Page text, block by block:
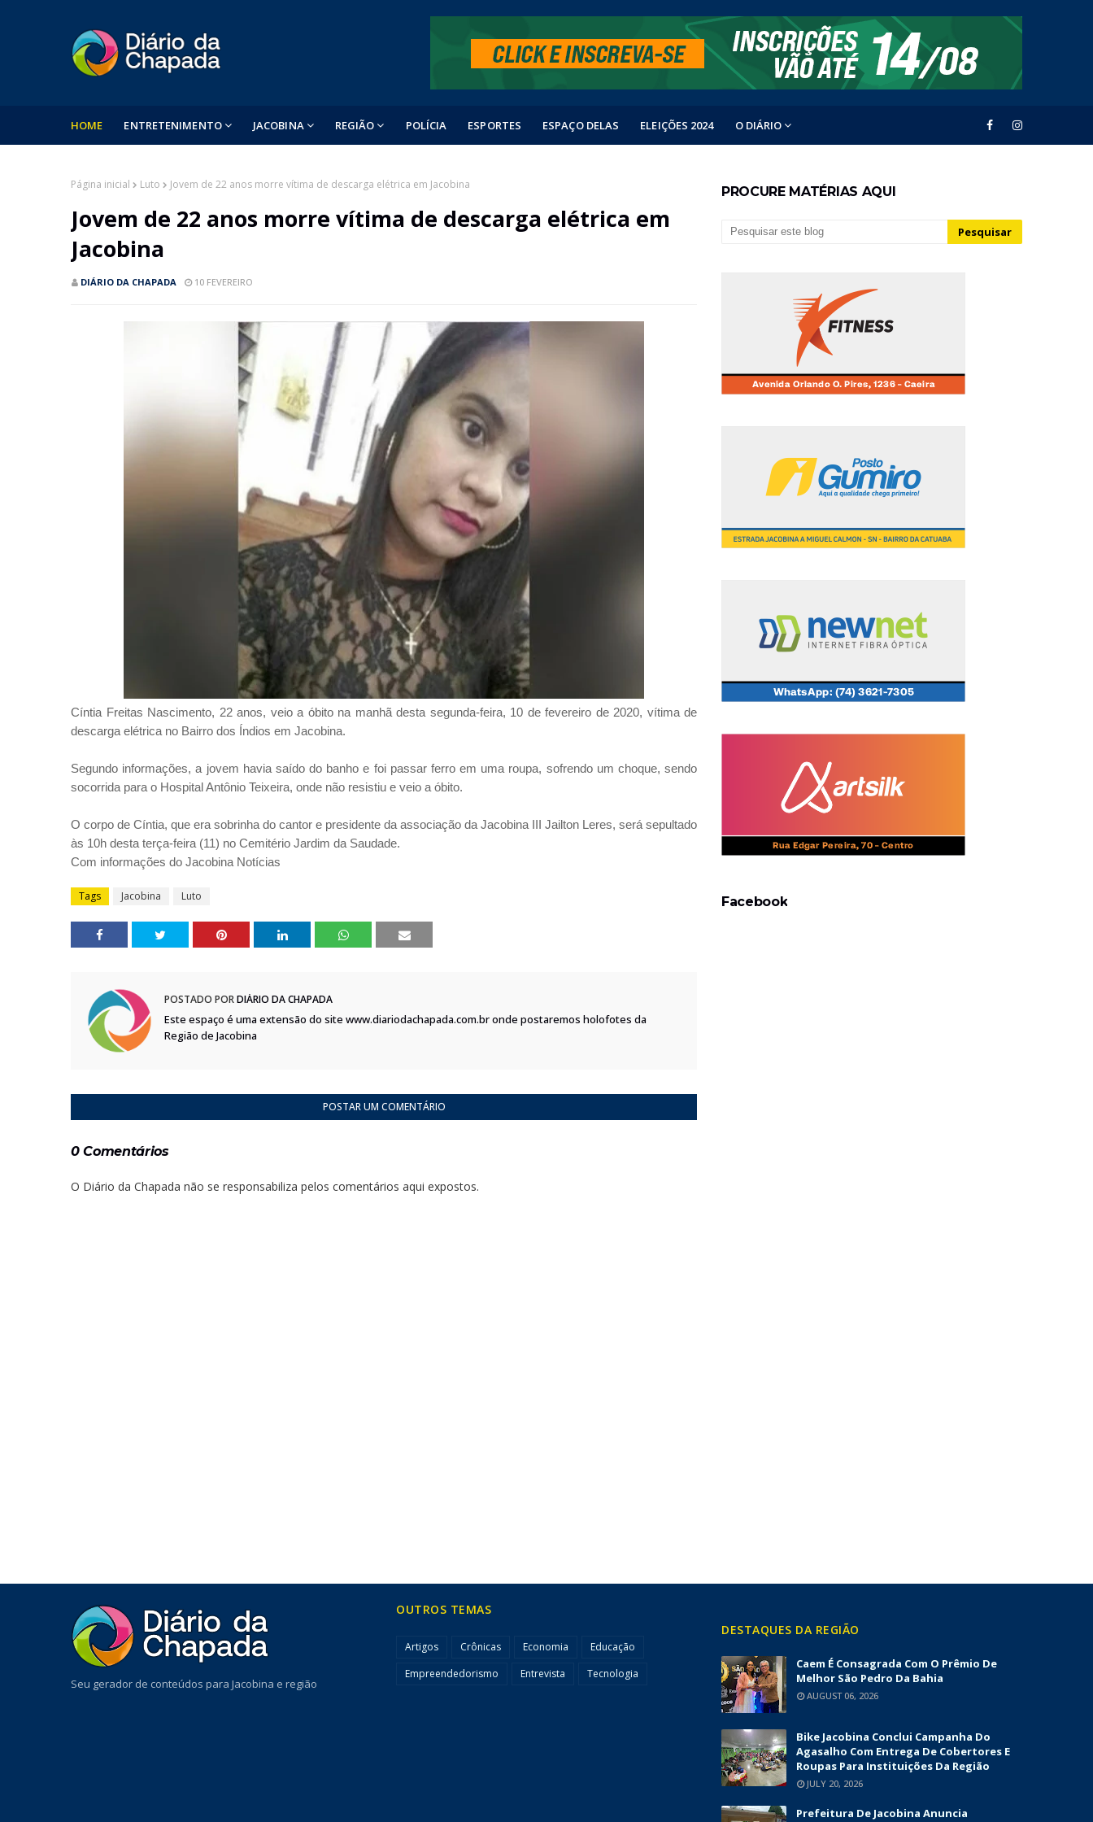
HOME ENTRETENIMENTO JACOBINA REGIÃO POLÍCIA ESPORTES ESPAÇO DELAS ELEIÇÕES 2024 O DIÁRIO
Página inicial Luto Jovem de 22 anos morre vítima de descarga elétrica em Jacobina
Jovem de 22 anos morre vítima de descarga elétrica em
Jacobina
DIÁRIO DA CHAPADA 10 FEVEREIRO
Cíntia Freitas Nascimento, 22 anos, veio a óbito na manhã desta segunda-feira, 10 de fevereiro de 2020, vítima de
descarga elétrica no Bairro dos Índios em Jacobina.
Segundo informações, a jovem havia saído do banho e foi passar ferro em uma roupa, sofrendo um choque, sendo
socorrida para o Hospital Antônio Teixeira, onde não resistiu e veio a óbito.
O corpo de Cíntia, que era sobrinha do cantor e presidente da associação da Jacobina III Jailton Leres, será sepultado
às 10h desta terça-feira (11) no Cemitério Jardim da Saudade.
Com informações do Jacobina Notícias
Tags Jacobina Luto
POSTADO PORDIÁRIO DA CHAPADA
Este espaço é uma extensão do site www.diariodachapada.com.br onde postaremos holofotes da
Região de Jacobina
POSTAR UM COMENTÁRIO
0 Comentários
O Diário da Chapada não se responsabiliza pelos comentários aqui expostos.
PROCURE MATÉRIAS AQUI
Facebook
Seu gerador de conteúdos para Jacobina e região
OUTROS TEMAS
Artigos Crônicas Economia
Educação
Empreendedorismo
Entrevista Tecnologia
DESTAQUES DA REGIÃO
Caem É Consagrada Com O Prêmio De
Melhor São Pedro Da Bahia
AUGUST 06, 2026
Bike Jacobina Conclui Campanha Do
Agasalho Com Entrega De Cobertores E
Roupas Para Instituições Da Região
JULY 20, 2026
Prefeitura De Jacobina Anuncia